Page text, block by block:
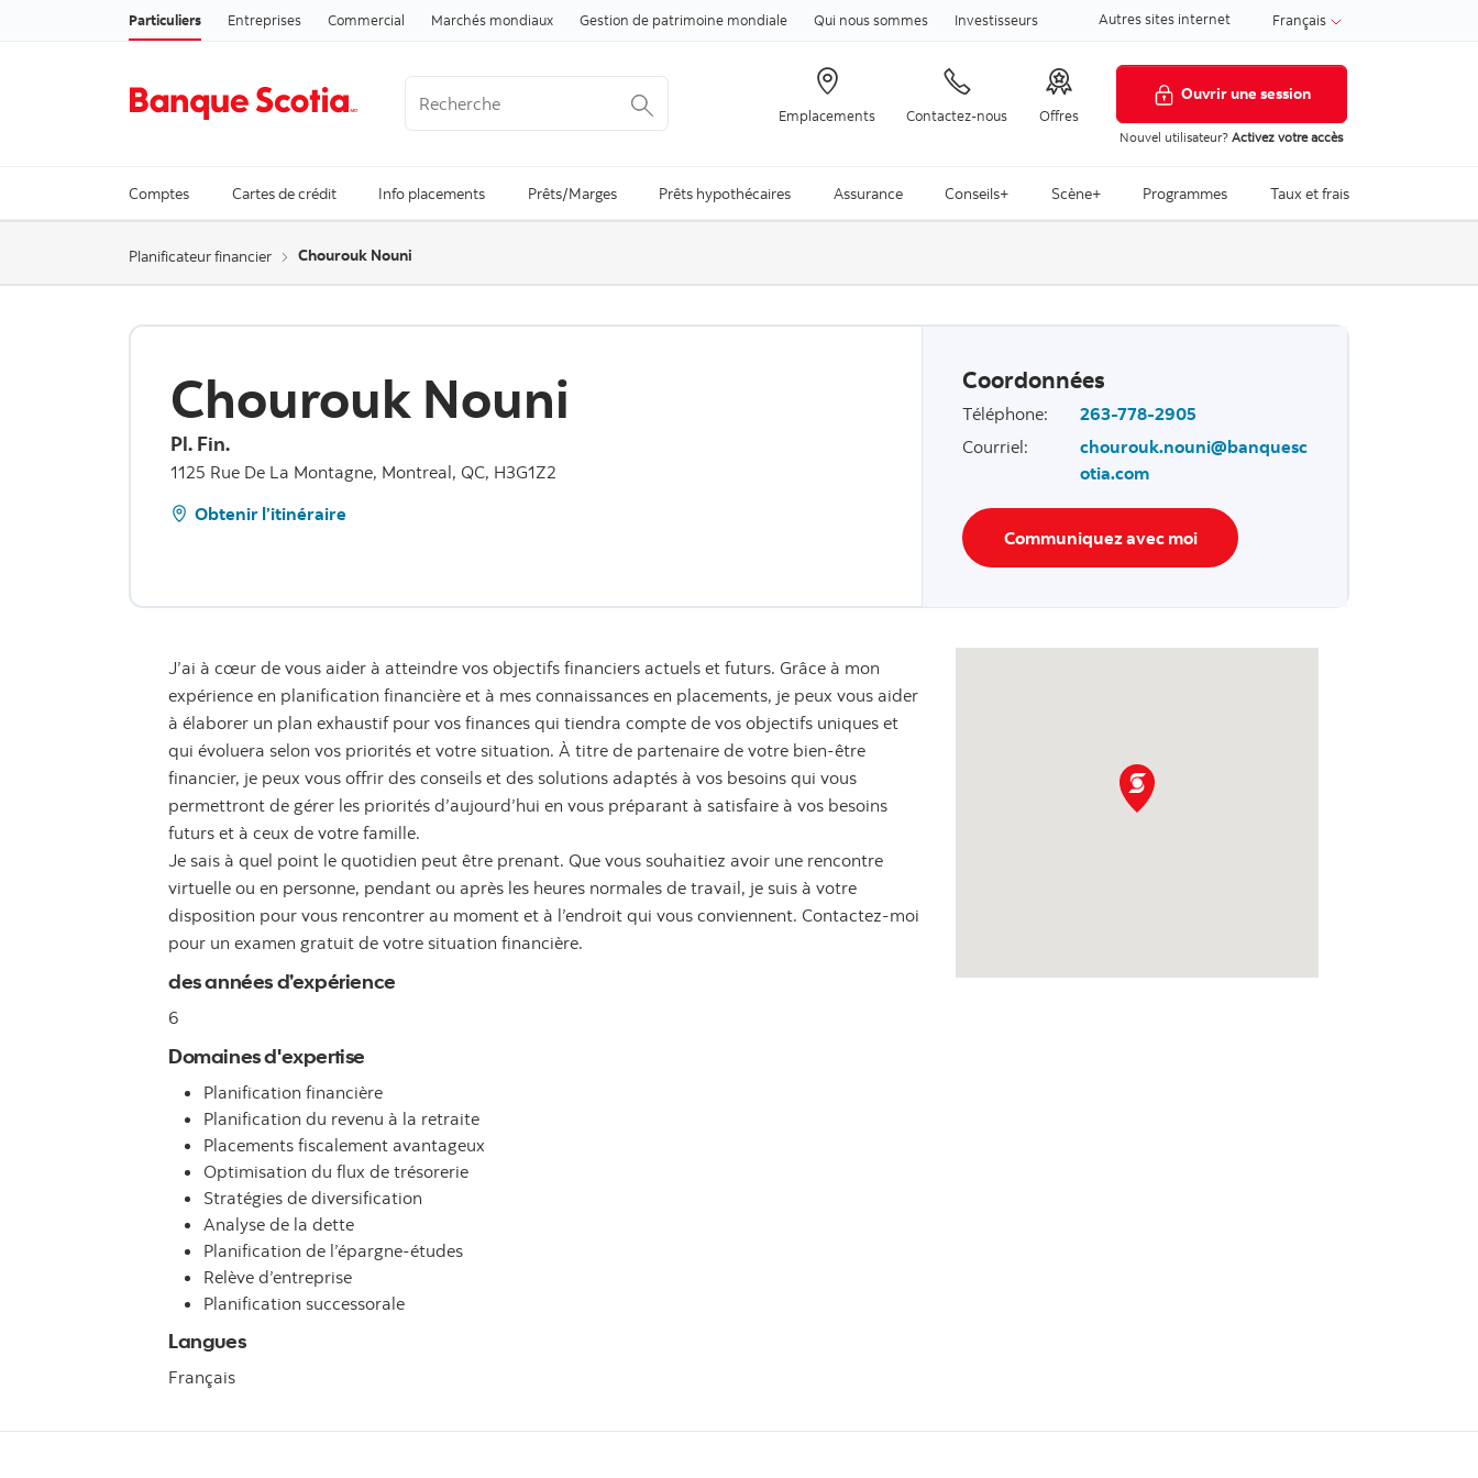
Passer au contenu
Particuliers Entreprises Commercial Marchés mondiaux Gestion de patrimoine mondiale Qui nous sommes Investisseurs Autres sites internet Français
Emplacements Contactez-nous Offres
Ouvrir une session
Nouvel utilisateur?Activez votre accès
Comptes Cartes de crédit Info placements Prêts/Marges Prêts hypothécaires Assurance Conseils+ Scène+ Programmes Taux et frais
Planificateur financier Chourouk Nouni
Chourouk Nouni
Pl. Fin.
1125 Rue De La Montagne, Montreal, QC, H3G1Z2
Obtenir l’itinéraire
Coordonnées
Téléphone:
263-778-2905
Courriel:
chourouk.nouni@banquesc
otia.com
Communiquez avec moi
J’ai à cœur de vous aider à atteindre vos objectifs financiers actuels et futurs. Grâce à mon
expérience en planification financière et à mes connaissances en placements, je peux vous aider
à élaborer un plan exhaustif pour vos finances qui tiendra compte de vos objectifs uniques et
qui évoluera selon vos priorités et votre situation. À titre de partenaire de votre bien-être
financier, je peux vous offrir des conseils et des solutions adaptés à vos besoins qui vous
permettront de gérer les priorités d’aujourd’hui en vous préparant à satisfaire à vos besoins
futurs et à ceux de votre famille.
Je sais à quel point le quotidien peut être prenant. Que vous souhaitiez avoir une rencontre
virtuelle ou en personne, pendant ou après les heures normales de travail, je suis à votre
disposition pour vous rencontrer au moment et à l’endroit qui vous conviennent. Contactez-moi
pour un examen gratuit de votre situation financière.
des années d’expérience
6
Domaines d'expertise
Planification financière
Planification du revenu à la retraite
Placements fiscalement avantageux
Optimisation du flux de trésorerie
Stratégies de diversification
Analyse de la dette
Planification de l’épargne-études
Relève d’entreprise
Planification successorale
Langues
Français